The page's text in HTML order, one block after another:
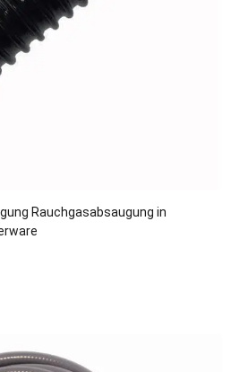
Rauchgasabsaugung in